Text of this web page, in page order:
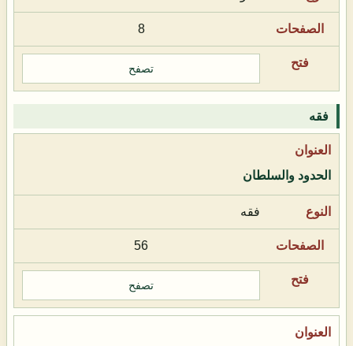
8
تصفح
فقه
الحدود والسلطان
فقه
56
تصفح